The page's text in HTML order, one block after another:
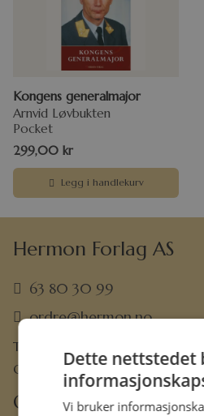
Kongens generalmajor
Arnvid Løvbukten
Pocket
299,00 kr
Legg i handlekurv
Hermon Forlag AS
63 80 30 99
ordre@hermon.no
Trondheimsveien 50 C, 2007
Org.nr. 889 204 982
Om oss
Dette nettstedet
Vi bruker